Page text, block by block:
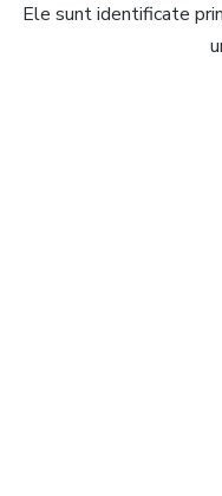
Ele sunt identificate